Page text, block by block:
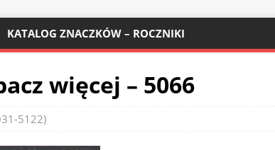
KATALOG ZNACZKÓW – ROCZNIKI
więcej – 5066
5122)